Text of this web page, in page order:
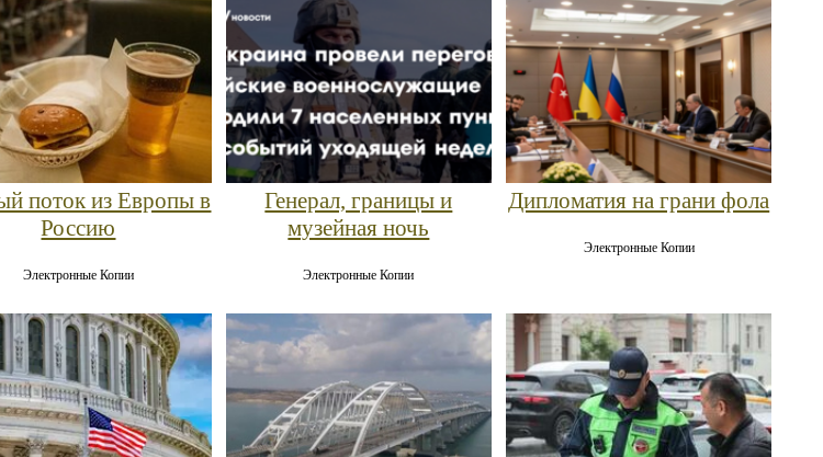
поток из Европы в
Россию
Электронные Копии
Генерал, границы и
музейная ночь
Электронные Копии
Дипломатия на грани фола
Электронные Копии